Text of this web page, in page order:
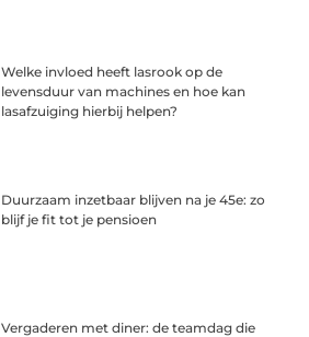
Welke invloed heeft lasrook op de
levensduur van machines en hoe kan
lasafzuiging hierbij helpen?
Duurzaam inzetbaar blijven na je 45e: zo
blijf je fit tot je pensioen
Vergaderen met diner: de teamdag die